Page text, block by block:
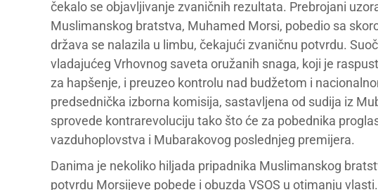
čekalo se objavljivanje zvaničnih rezultata. Prebrojani
Muslimanskog bratstva, Muhamed Morsi, pobedio sa
država se nalazila u limbu, čekajući zvaničnu potvrdu.
vladajućeg Vrhovnog saveta oružanih snaga, koji je
za hapšenje, i preuzeo kontrolu nad budžetom i
predsednička izborna komisija, sastavljena od sudija iz
sprovede kontrarevoluciju tako što će za pobednika
vazduhoplovstva i Mubarakovog poslednjeg premijera.
Danima je nekoliko hiljada pripadnika Muslimanskog
potvrdu Morsijeve pobede i obuzda VSOS u otimanju